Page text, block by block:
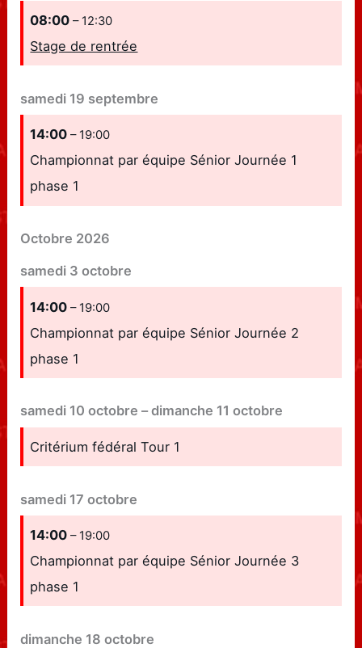
08:00– 12:30
Stage de rentrée
samedi 19 septembre
14:00– 19:00
Championnat par équipe Sénior Journée 1
phase 1
Octobre 2026
samedi 3 octobre
14:00– 19:00
Championnat par équipe Sénior Journée 2
phase 1
samedi 10 octobre –dimanche 11 octobre
Critérium fédéral Tour 1
samedi 17 octobre
14:00– 19:00
Championnat par équipe Sénior Journée 3
phase 1
dimanche 18 octobre